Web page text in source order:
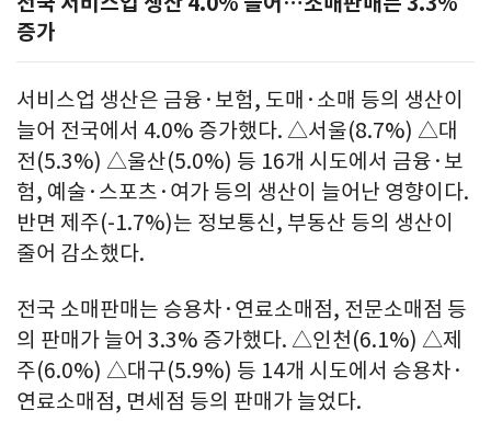
증가
서비스업 생산은 금융·보험, 도매·소매 등의 생산이
늘어 전국에서 4.0% 증가했다. △서울(8.7%) △대
전(5.3%) △울산(5.0%) 등 16개 시도에서 금융·보
험, 예술·스포츠·여가 등의 생산이 늘어난 영향이다.
반면 제주(-1.7%)는 정보통신, 부동산 등의 생산이
줄어 감소했다.
전국 소매판매는 승용차·연료소매점, 전문소매점 등
의 판매가 늘어 3.3% 증가했다. △인천(6.1%) △제
주(6.0%) △대구(5.9%) 등 14개 시도에서 승용차·
연료소매점, 면세점 등의 판매가 늘었다.